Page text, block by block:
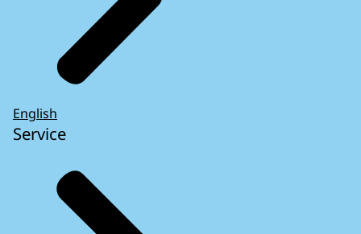
English
Service